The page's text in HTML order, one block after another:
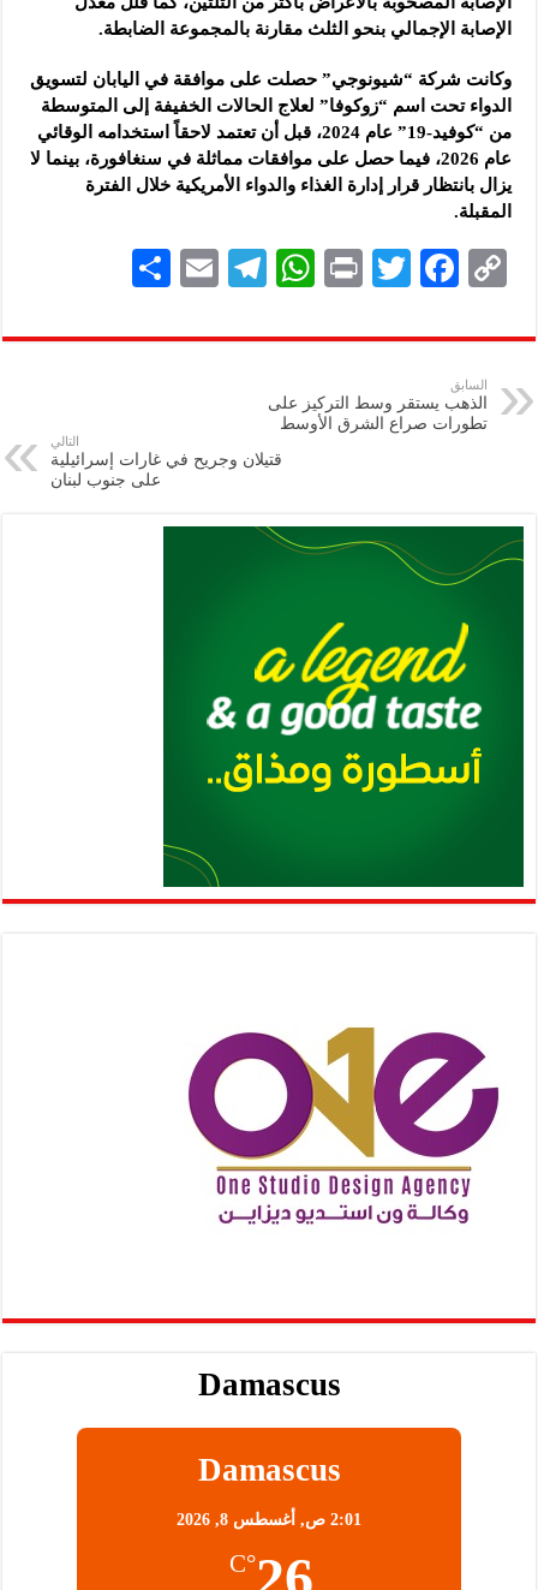
الإصابة الإجمالي بنحو الثلث مقارنة بالمجموعة الضابطة.
وكانت شركة “شيونوجي” حصلت على موافقة في اليابان لتسويق
الدواء تحت اسم “زوكوفا” لعلاج الحالات الخفيفة إلى المتوسطة
من “كوفيد-19” عام 2024، قبل أن تعتمد لاحقاً استخدامه الوقائي
عام 2026، فيما حصل على موافقات مماثلة في سنغافورة، بينما لا
يزال بانتظار قرار إدارة الغذاء والدواء الأمريكية خلال الفترة
المقبلة.
C
p
y
Li
F
eb
k
T
tt
P
nt
W
at
A
p
Te
gr
E
ai
ar
السابق
الذهب يستقر وسط التركيز على
تطورات صراع الشرق الأوسط
التالي
قتيلان وجريح في غارات إسرائيلية
على جنوب لبنان
Damascus
Damascus
2:01 ص, أغسطس 8, 2026
26
°C